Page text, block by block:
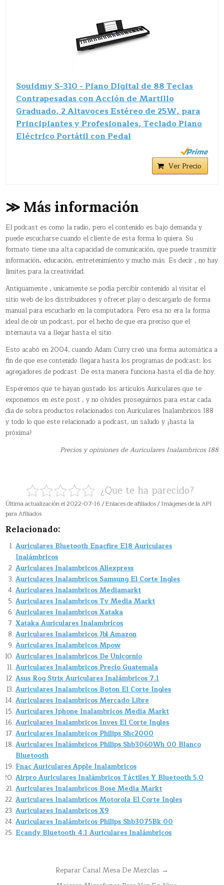
Souidmy S-310 - Piano Digital de 88 Teclas
Contrapesadas con Acción de Martillo
Graduado, 2 Altavoces Estéreo de 25W, para
Principiantes y Profesionales, Teclado Piano
Eléctrico Portátil con Pedal
Ver Precio
≫ Más información
El podcast es como la radio, pero el contenido es bajo demanda y
puede escucharse cuando el cliente de esta forma lo quiera. Su
formato tiene una alta capacidad de comunicación, que puede trasmitir
información, educación, entretenimiento y mucho más. Es decir , no hay
límites para la creatividad.
Antiguamente , unicamente se podía percibir contenido al visitar el
sitio web de los distribuidores y ofrecer play o descargarlo de forma
manual para escucharlo en la computadora. Pero esa no era la forma
ideal de oír un podcast, por el hecho de que era preciso que el
internauta va a llegar hasta el sitio.
Esto acabó en 2004, cuando Adam Curry creó una forma automática a
fin de que ese contenido llegara hasta los programas de podcast: los
agregadores de podcast. De esta manera funciona hasta el día de hoy.
Esperemos que te hayan gustado los artículos Auriculares que te
exponemos en este post , y no olvides proseguirnos para estar cada
día de sobra productos relacionados con Auriculares Inalambricos I88
y todo lo que este relacionado a podcast, un saludo y ¡hasta la
próxima!
Precios y opiniones de Auriculares Inalambricos I88
¿Que te ha parecido?
Última actualización el 2022-07-16 / Enlaces de afiliados / Imágenes de la API
para Afiliados
Relacionado:
Auriculares Bluetooth Enacfire E18 Auriculares
Inalámbricos
Auriculares Inalambricos Aliexpress
Auriculares Inalambricos Samsung El Corte Ingles
Auriculares Inalambricos Mediamarkt
Auriculares Inalambricos Tv Media Markt
Auriculares Inalambricos Xataka
Xataka Auriculares Inalambricos
Auriculares Inalambricos Jbl Amazon
Auriculares Inalambricos Mpow
Auriculares Inalambricos De Unicornio
Auriculares Inalambricos Precio Guatemala
Asus Rog Strix Auriculares Inalámbricos 7.1
Auriculares Inalambricos Boton El Corte Ingles
Auriculares Inalambricos Mercado Libre
Auriculares Iphone Inalambricos Media Markt
Auriculares Inalambricos Inves El Corte Ingles
Auriculares Inalambricos Philips Shc2000
Auriculares Inalámbricos Philips Shb3060Wh 00 Blanco
Bluetooth
Fnac Auriculares Apple Inalambricos
Airpro Auriculares Inalámbricos Táctiles Y Bluetooth 5.0
Auriculares Inalambricos Bose Media Markt
Auriculares Inalambricos Motorola El Corte Ingles
Auriculares Inalambricos X9
Auriculares Inalámbricos Philips Shb3075Bk 00
Ecandy Bluetooth 4.1 Auriculares Inalámbricos
NavegaciónReparar Canal Mesa De Mezclas →